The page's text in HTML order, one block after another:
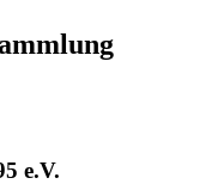
e.V.